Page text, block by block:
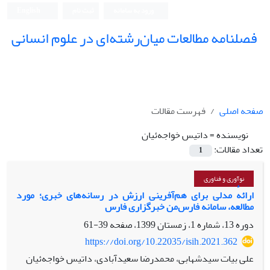
فصلنامه مطالعات میان‌رشته‌ای در علوم انسانی
صفحه اصلی
فهرست مقالات
نویسنده =داتیس خواجه‌ئیان
تعداد مقالات:
1
نوآوری و فناوری
ارائهٔ مدلی برای هم‌آفرینی ارزش در رسانه‌های خبری؛ مورد
مطالعه، سامانه فارس‌من خبرگزاری فارس
دوره 13، شماره 1، زمستان 1399، صفحه
39-61
https://doi.org/10.22035/isih.2021.362
علی بیات سیدشهابی، محمدرضا سعیدآبادی، داتیس خواجه‌ئیان